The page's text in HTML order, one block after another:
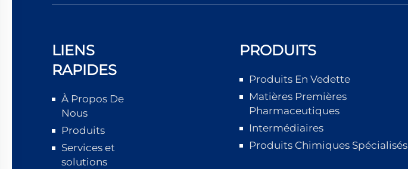
LIENS
RAPIDES
À Propos De
Nous
Produits
Services et
solutions
PRODUITS
Produits En Vedette
Matières Premières
Pharmaceutiques
Intermédiaires
Produits Chimiques Spécialisés